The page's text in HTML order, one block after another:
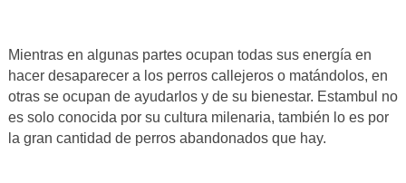
Mientras en algunas partes ocupan todas sus energía en
hacer desaparecer a los perros callejeros o matándolos, en
otras se ocupan de ayudarlos y de su bienestar. Estambul no
es solo conocida por su cultura milenaria, también lo es por
la gran cantidad de perros abandonados que hay.